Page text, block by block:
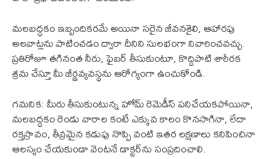
మలబద్ధకం ఇబ్బందికరమే అయినా సరైన జీవనశైలి, ఆహారపు
అలవాట్లను పాటించడం ద్వారా దీనిని సులభంగా నివారించవచ్చు.
ప్రతిరోజూ తగినంత నీరు, ఫైబర్ తీసుకుంటూ, కొద్దిపాటి శారీరక
శ్రమ చేస్తూ మీ జీర్ణవ్యవస్థను ఆరోగ్యంగా ఉంచుకోండి.
గమనిక: మీరు తీసుకుంటున్న హోమ్ రెమెడీస్ పనిచేయకపోయినా,
మలబద్ధకం రెండు వారాల కంటే ఎక్కువ కాలం కొనసాగినా, లేదా
రక్తస్రావం, తీవ్రమైన కడుపు నొప్పి వంటి ఇతర లక్షణాలు కనిపించినా
ఆలస్యం చేయకుండా వెంటనే డాక్టర్‌ను సంప్రదించాలి.